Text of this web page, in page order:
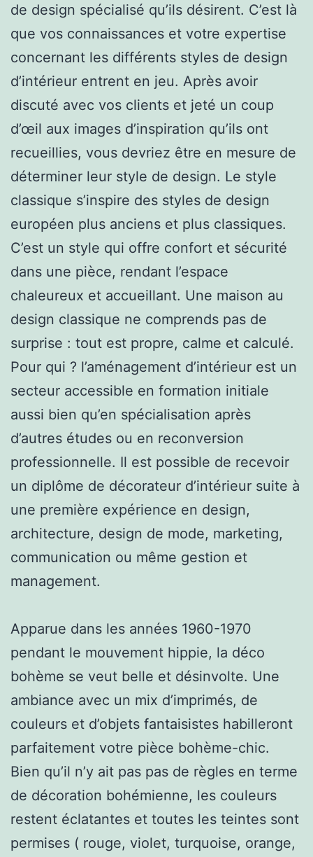
de design spécialisé qu’ils désirent. C’est là
que vos connaissances et votre expertise
concernant les différents styles de design
d’intérieur entrent en jeu. Après avoir
discuté avec vos clients et jeté un coup
d’œil aux images d’inspiration qu’ils ont
recueillies, vous devriez être en mesure de
déterminer leur style de design. Le style
classique s’inspire des styles de design
européen plus anciens et plus classiques.
C’est un style qui offre confort et sécurité
dans une pièce, rendant l’espace
chaleureux et accueillant. Une maison au
design classique ne comprends pas de
surprise : tout est propre, calme et calculé.
Pour qui ? l’aménagement d’intérieur est un
secteur accessible en formation initiale
aussi bien qu’en spécialisation après
d’autres études ou en reconversion
professionnelle. Il est possible de recevoir
un diplôme de décorateur d’intérieur suite à
une première expérience en design,
architecture, design de mode, marketing,
communication ou même gestion et
management.
Apparue dans les années 1960-1970
pendant le mouvement hippie, la déco
bohème se veut belle et désinvolte. Une
ambiance avec un mix d’imprimés, de
couleurs et d’objets fantaisistes habilleront
parfaitement votre pièce bohème-chic.
Bien qu’il n’y ait pas pas de règles en terme
de décoration bohémienne, les couleurs
restent éclatantes et toutes les teintes sont
permises ( rouge, violet, turquoise, orange,